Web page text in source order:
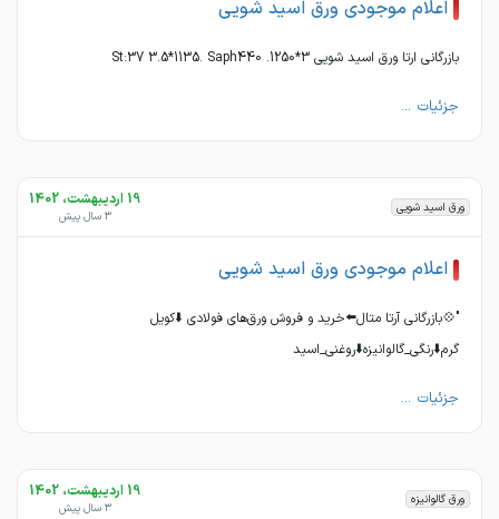
اعلام موجودی ورق اسید شویی
بازرگانی ارتا ورق اسید شویی 3*1250. St:37 3.5*1135. Saph440
جزئیات ...
ورق اسید شویی 19 اردیبهشت، 1402
3 سال پیش
اعلام موجودی ورق اسید شویی
"💠بازرگانی آرتا متال⬅️خرید و‌ فروش ورق‌های فولادی ⬇️کویل
گرم⬇️رنگی_گالوانیزه⬇️روغنی_اسید
جزئیات ...
ورق گالوانیزه 19 اردیبهشت، 1402
3 سال پیش